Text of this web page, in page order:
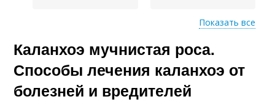
Раствор от мучнистой
росы
Показать все
Каланхоэ мучнистая роса.
Способы лечения каланхоэ от
болезней и вредителей